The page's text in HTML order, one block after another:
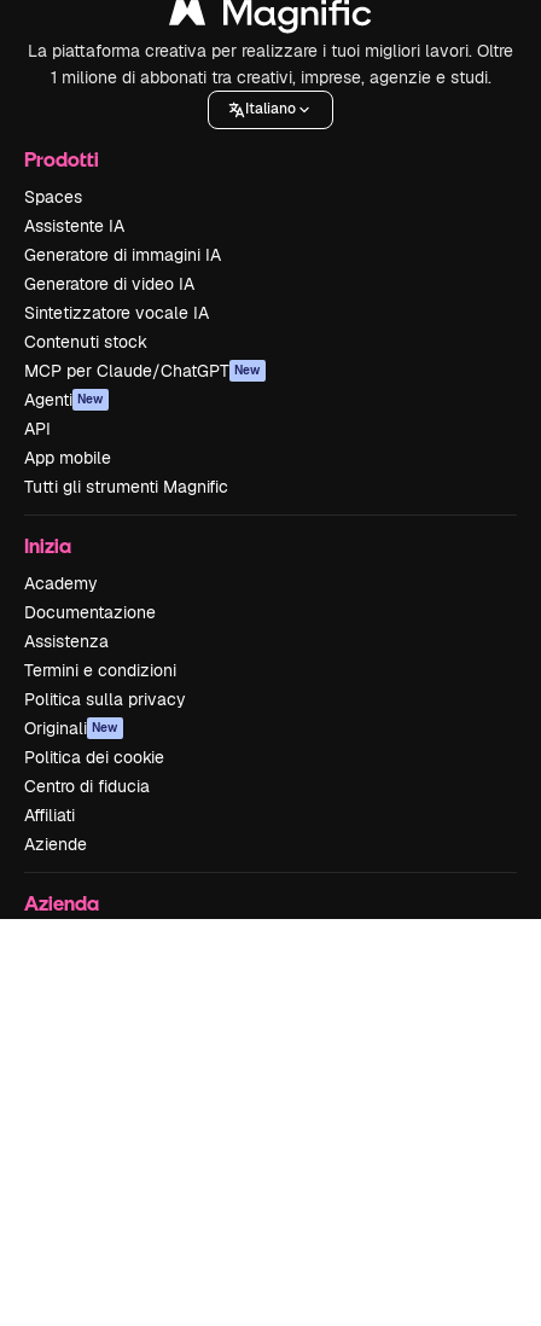
La piattaforma creativa per realizzare i tuoi migliori lavori. Oltre
1 milione di abbonati tra creativi, imprese, agenzie e studi.
Italiano
Prodotti
Spaces
Assistente IA
Generatore di immagini IA
Generatore di video IA
Sintetizzatore vocale IA
Contenuti stock
MCP per Claude/ChatGPT New
Agenti New
API
App mobile
Tutti gli strumenti Magnific
Inizia
Academy
Documentazione
Assistenza
Termini e condizioni
Politica sulla privacy
Originali New
Politica dei cookie
Centro di fiducia
Affiliati
Aziende
Azienda